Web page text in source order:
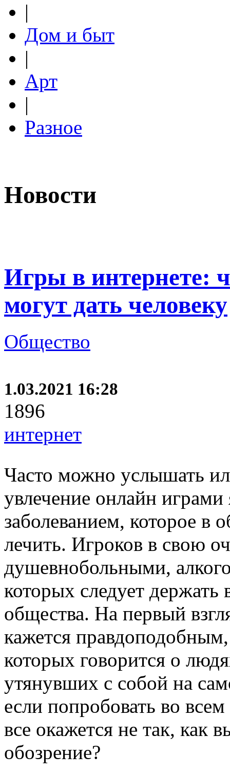
|
Дом и быт
|
Арт
|
Разное
Новости
Игры в интернете:
могут дать человеку
Общество
1.03.2021 16:28
1896
интернет
Часто можно услышать
увлечение онлайн играми
заболеванием, которое в
лечить. Игроков в свою
душевнобольными,
которых следует держать
общества. На первый
кажется
которых говорится о
утянувших с собой на
если попробовать во
все окажется не так, как
обозрение?